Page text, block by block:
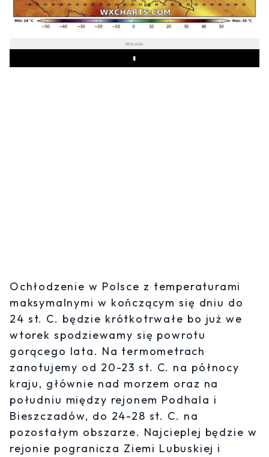
REKLAMA
Play
Ochłodzenie w Polsce z temperaturami
maksymalnymi w kończącym się dniu do
24 st. C. będzie krótkotrwałe bo już we
wtorek spodziewamy się powrotu
gorącego lata. Na termometrach
zanotujemy od 20-23 st. C. na północy
kraju, głównie nad morzem oraz na
południu między rejonem Podhala i
Bieszczadów, do 24-28 st. C. na
pozostałym obszarze. Najcieplej będzie w
rejonie pogranicza Ziemi Lubuskiej i